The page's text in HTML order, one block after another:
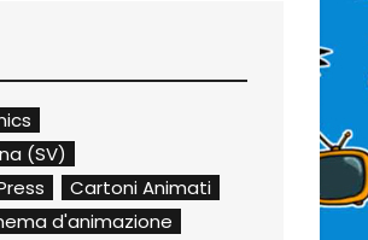
(SV)
Cartoni Animati
d'animazione